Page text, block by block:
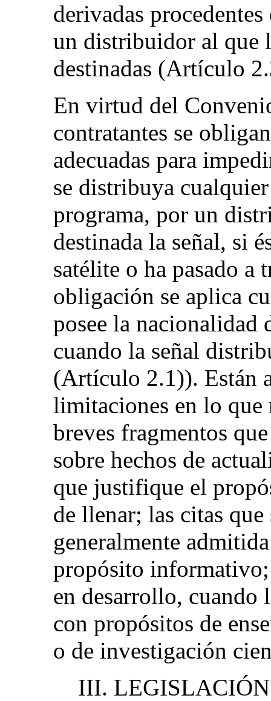
derivadas
un distribuidor al que
destinadas (Artículo
En virtud del
contratantes se
adecuadas para
se distribuya
programa, por un
destinada la señal, si
satélite o ha pasado a
obligación se aplica
posee la nacionalidad
cuando la señal
(Artículo 2.1)). Están
limitaciones en lo que
breves fragmentos
sobre hechos de
que justifique el
de llenar; las citas
generalmente
propósito informativo;
en desarrollo, cuando
con propósitos de
o de investigación
III.